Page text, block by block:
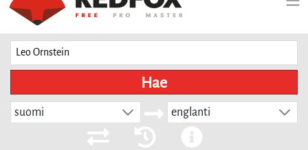
Hae
suomi englanti